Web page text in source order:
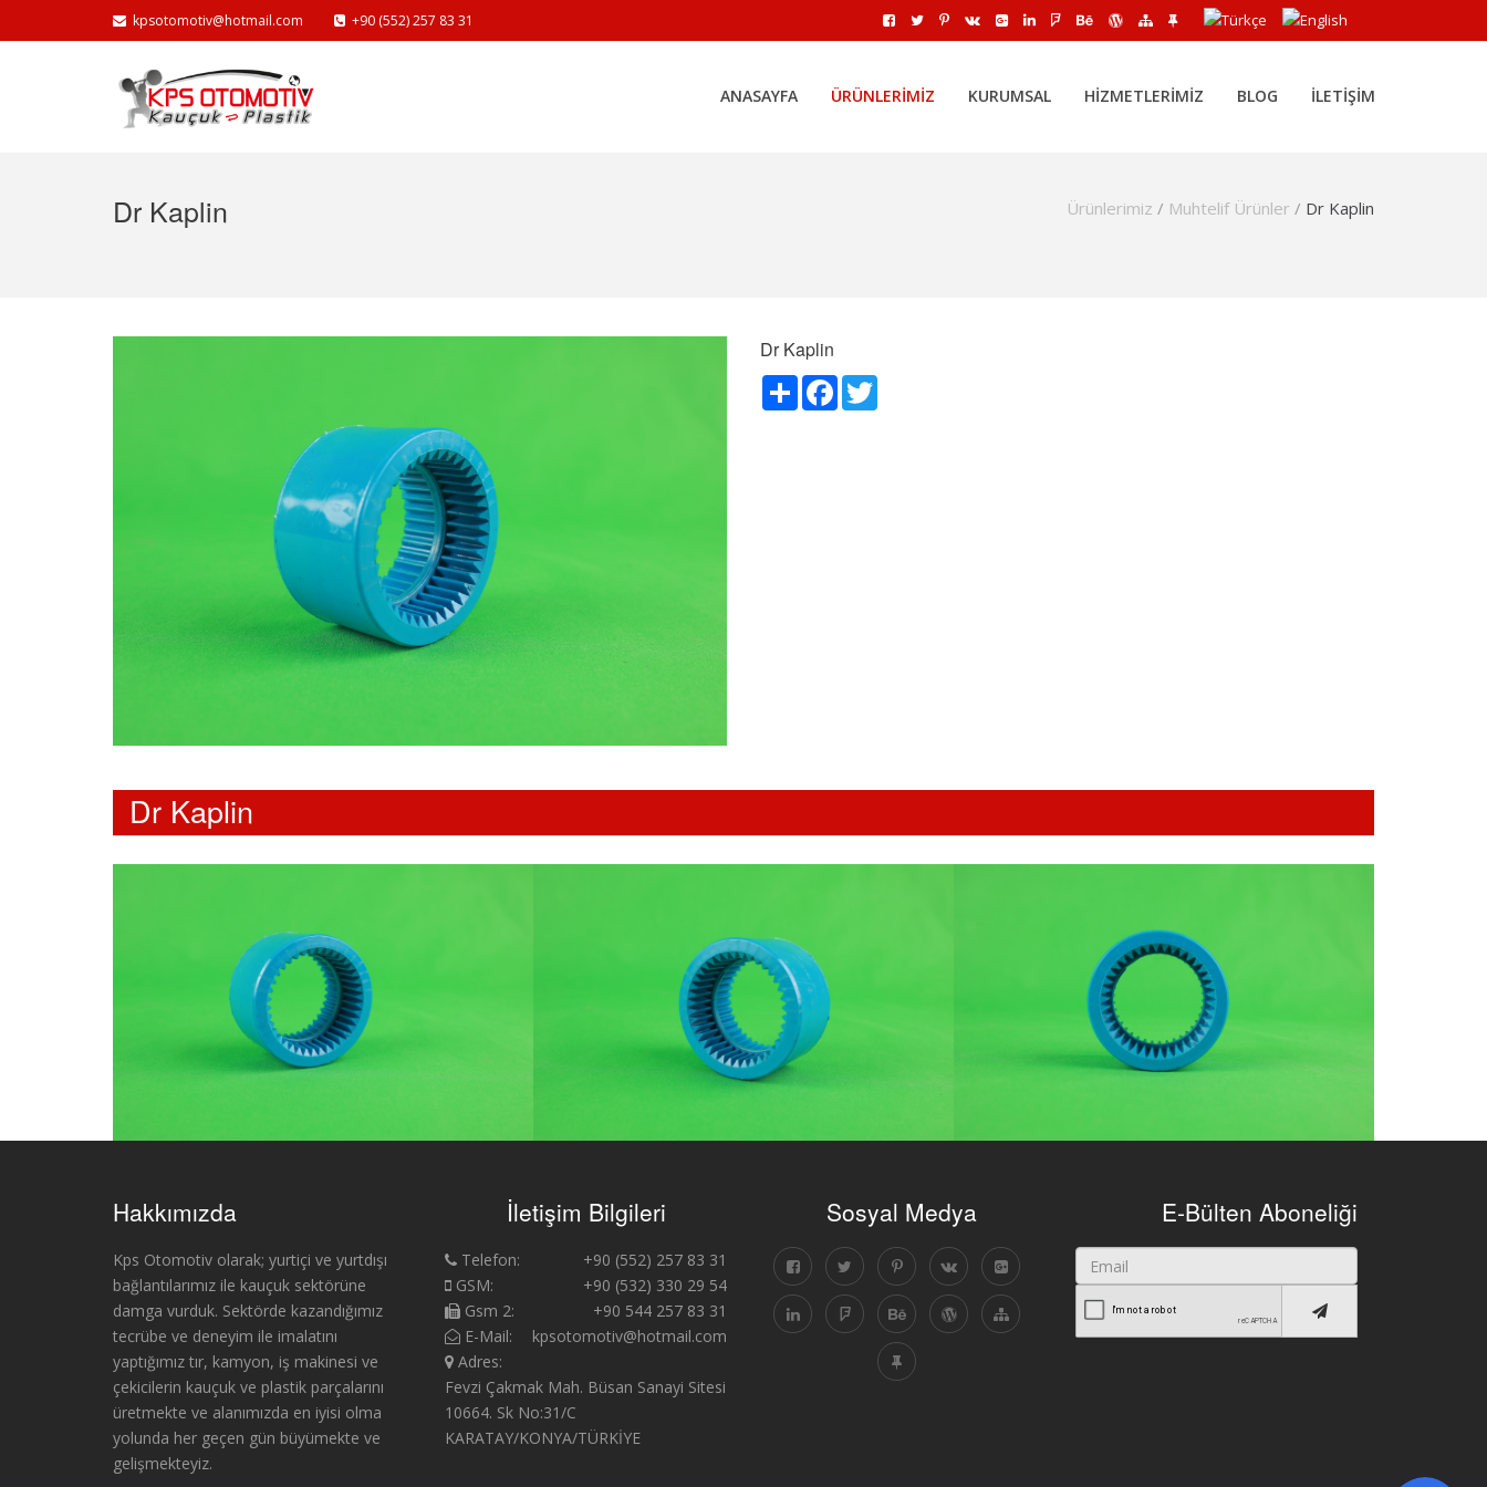
kpsotomotiv@hotmail.com +90 (552) 257 83 31
ANASAYFA ÜRÜNLERIMIZ KURUMSAL HIZMETLERIMIZ BLOG İLETIŞIM
Dr Kaplin Ürünlerimiz / Muhtelif Ürünler / Dr Kaplin
Dr Kaplin
PaylaşFacebook
Dr Kaplin
Hakkımızda
Kps Otomotiv olarak; yurtiçi ve yurtdışı
bağlantılarımız ile kauçuk sektörüne
damga vurduk. Sektörde kazandığımız
tecrübe ve deneyim ile imalatını
yaptığımız tır, kamyon, iş makinesi ve
çekicilerin kauçuk ve plastik parçalarını
üretmekte ve alanımızda en iyisi olma
yolunda her geçen gün büyümekte ve
gelişmekteyiz.
İletişim Bilgileri
Telefon:
+90 (552) 257 83 31
GSM:
+90 (532) 330 29 54
Gsm 2:
+90 544 257 83 31
E-Mail:
kpsotomotiv@hotmail.com
Adres:
Fevzi Çakmak Mah. Büsan Sanayi Sitesi
10664. Sk No:31/C
KARATAY/KONYA/TÜRKİYE
Sosyal Medya E-Bülten Aboneliği